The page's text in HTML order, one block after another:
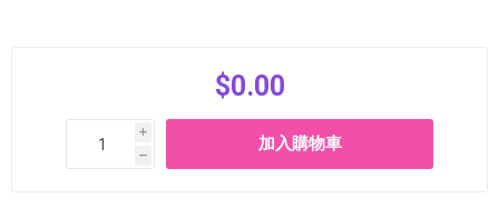
$0.00
i
h